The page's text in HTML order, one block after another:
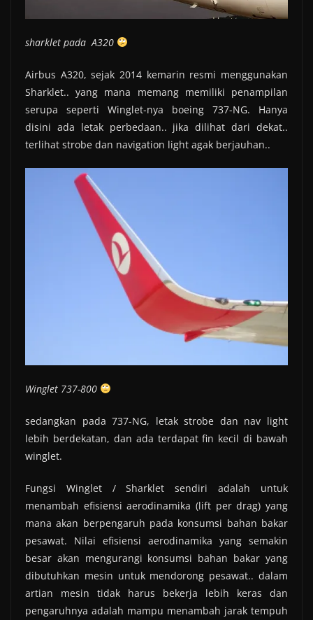
sharklet pada A320
Airbus A320, sejak 2014 kemarin resmi menggunakan
Sharklet.. yang mana memang memiliki penampilan
serupa seperti Winglet-nya boeing 737-NG. Hanya
disini ada letak perbedaan.. jika dilihat dari dekat..
terlihat strobe dan navigation light agak berjauhan..
Winglet 737-800
sedangkan pada 737-NG, letak strobe dan nav light
lebih berdekatan, dan ada terdapat fin kecil di bawah
winglet.
Fungsi Winglet / Sharklet sendiri adalah untuk
menambah efisiensi aerodinamika (lift per drag) yang
mana akan berpengaruh pada konsumsi bahan bakar
pesawat. Nilai efisiensi aerodinamika yang semakin
besar akan mengurangi konsumsi bahan bakar yang
dibutuhkan mesin untuk mendorong pesawat.. dalam
artian mesin tidak harus bekerja lebih keras dan
pengaruhnya adalah mampu menambah jarak tempuh